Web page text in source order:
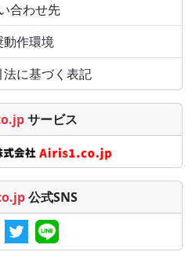
合わせ先
動作環境
に基づく表記
サービス
公式SNS